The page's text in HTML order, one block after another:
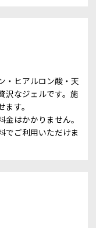
・ヒアルロン酸・天
沢なジェルです。施
す。
はかかりません。
でご利用いただけま